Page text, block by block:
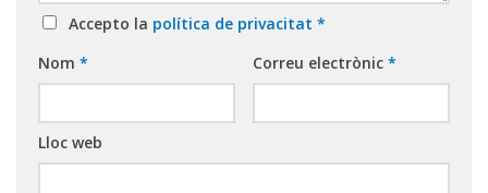
Accepto la política de privacitat *
Nom * Correu electrònic *
Lloc web